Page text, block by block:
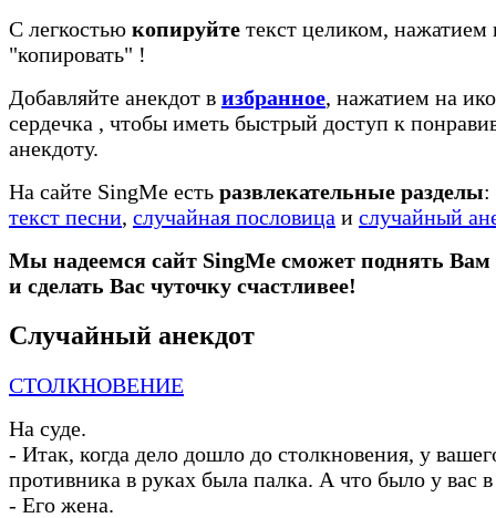
С легкостью копируйте текст целиком, нажатием
"копировать" !
Добавляйте анекдот в избранное, нажатием на
сердечка , чтобы иметь быстрый доступ к
анекдоту.
На сайте SingMe есть развлекательные разделы:
текст песни, случайная пословица и случайный
Мы надеемся сайт SingMe сможет поднять Вам
и сделать Вас чуточку счастливее!
Случайный анекдот
СТОЛКНОВЕНИЕ
На суде.
- Итак, когда дело дошло до столкновения, у
противника в руках была палка. А что было у вас
- Его жена.